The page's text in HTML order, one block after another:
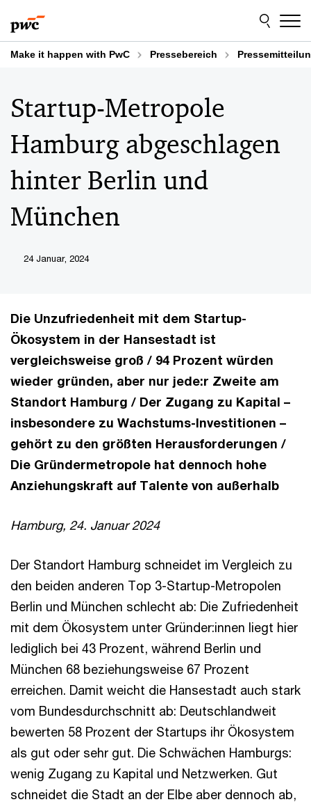
to
content
to
footer
Make it happen with PwC Pressebereich
Startup-Metropole
Hamburg abgeschlagen
hinter Berlin und
München
24 Januar, 2024
Die Unzufriedenheit mit dem Startup-
Ökosystem in der Hansestadt ist
vergleichsweise groß / 94 Prozent würden
wieder gründen, aber nur jede:r Zweite am
Standort Hamburg / Der Zugang zu Kapital –
insbesondere zu Wachstums-Investitionen –
gehört zu den größten Herausforderungen /
Die Gründermetropole hat dennoch hohe
Anziehungskraft auf Talente von außerhalb
Hamburg, 24. Januar 2024
Der Standort Hamburg schneidet im Vergleich zu
den beiden anderen Top 3-Startup-Metropolen
Berlin und München schlecht ab: Die Zufriedenheit
mit dem Ökosystem unter Gründer:innen liegt hier
lediglich bei 43 Prozent, während Berlin und
München 68 beziehungsweise 67 Prozent
erreichen. Damit weicht die Hansestadt auch stark
vom Bundesdurchschnitt ab: Deutschlandweit
bewerten 58 Prozent der Startups ihr Ökosystem
als gut oder sehr gut. Die Schwächen Hamburgs:
wenig Zugang zu Kapital und Netzwerken. Gut
schneidet die Stadt an der Elbe aber dennoch ab,